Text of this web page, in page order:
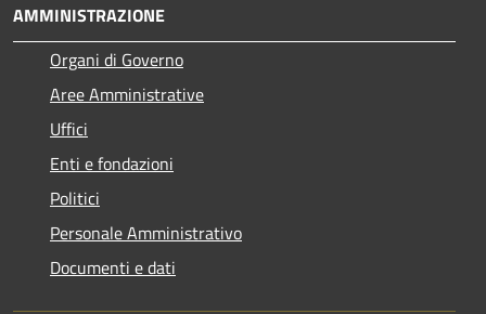
AMMINISTRAZIONE
Organi di Governo
Aree Amministrative
Uffici
Enti e fondazioni
Politici
Personale Amministrativo
Documenti e dati